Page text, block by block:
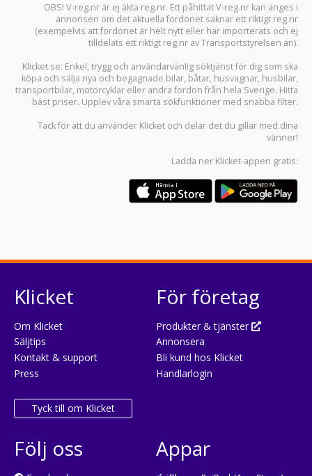
OBS! V-reg.nr är ej äkta reg.nr. Ett påhittat V-reg.nr kan anges i
annonsen om det aktuella fordonet saknar ett riktigt reg.nr
(exempelvis att fordonet är helt nytt eller har importerats och ej
tilldelats ett riktigt reg.nr av Transportstyrelsen än).
Klicket.se: Enkel, trygg och användarvänlig söktjänst för dig som ska
köpa och sälja nya och begagnade bilar, båtar, husvagnar, husbilar,
transportbilar, motorcyklar eller andra fordon från hela Sverige. Hitta
bäst priser. Upplev våra smarta sökfunktioner med snabba filter.
Tack för att du använder Klicket och delar det du gillar med dina
vänner!
Ladda ner Klicket-appen gratis:
Klicket
Om Klicket
Säljtips
Kontakt & support
Press
Tyck till om Klicket
För företag
Produkter & tjänster
Annonsera
Bli kund hos Klicket
Handlarlogin
Följ oss Appar